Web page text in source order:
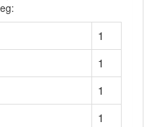
1
1
1
1